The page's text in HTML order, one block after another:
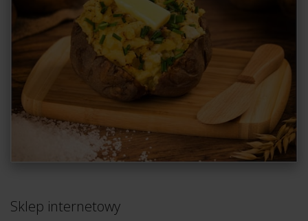
Sklep internetowy